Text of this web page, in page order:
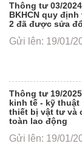
Thông tư 03/
BKHCN quy
2 đã được sửa
Gửi lên: 19/01/
Thông tư 19/
kinh tế - kỹ
thiết bị vật tư và
toàn lao động
Gửi lên: 19/01/